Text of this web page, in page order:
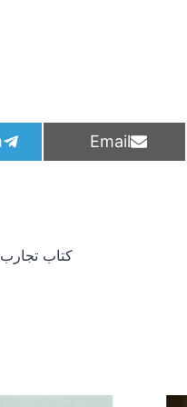
S
h
Email
كتاب